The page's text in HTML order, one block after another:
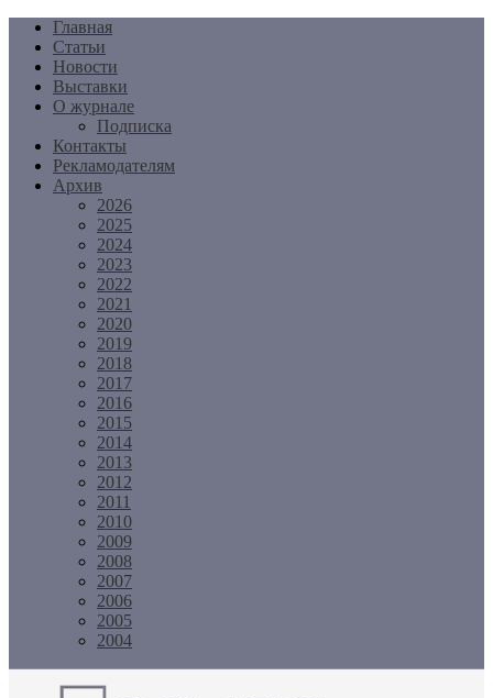
Перейти
содержимому
Главная
Статьи
Новости
Выставки
О журнале
Подписка
Контакты
Рекламодателям
Архив
2026
2025
2024
2023
2022
2021
2020
2019
2018
2017
2016
2015
2014
2013
2012
2011
2010
2009
2008
2007
2006
2005
2004